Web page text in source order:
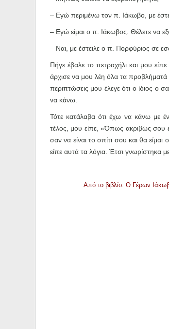
– Εγώ περιμένω τον π. Ιάκωβο, με
– Εγώ είμαι ο π. Ιάκωβος. Θέλετε να
– Ναι, με έστειλε ο π. Πορφύριος σε
Πήγε έβαλε το πετραχήλι και μου
άρχισε να μου λέη όλα τα προβλήματά
περιπτώσεις μου έλεγε ότι ο ίδιος ο
να κάνω.
Τότε κατάλαβα ότι έχω να κάνω με
τέλος, μου είπε, «Όπως ακριβώς σου
σαν να είναι το σπίτι σου και θα
είπε αυτά τα λόγια. Έτσι γνωρίστηκα
Από το βιβλίο: Ο Γέρων